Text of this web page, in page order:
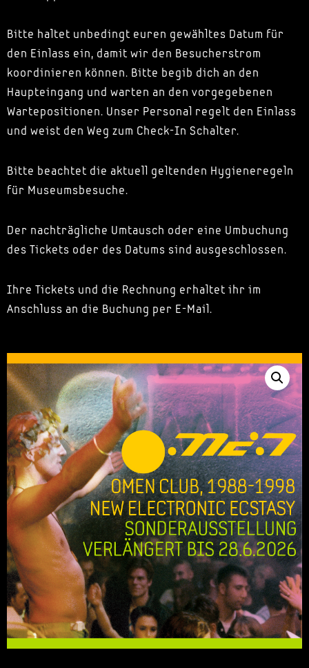
Bitte haltet unbedingt euren gewähltes Datum für
den Einlass ein, damit wir den Besucherstrom
koordinieren können. Bitte begib dich an den
Haupteingang und warten an den vorgegebenen
Wartepositionen. Unser Personal regelt den Einlass
und weist den Weg zum Check-In Schalter.
Bitte beachtet die aktuell geltenden Hygieneregeln
für Museumsbesuche.
Der nachträgliche Umtausch oder eine Umbuchung
des Tickets oder des Datums sind ausgeschlossen.
Ihre Tickets und die Rechnung erhaltet ihr im
Anschluss an die Buchung per E-Mail.